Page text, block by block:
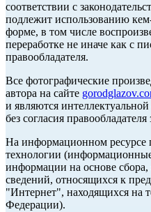
соответствии с
подлежит использованию
форме, в том числе
переработке не иначе как с
правообладателя.
Все фотографические
автора на сайте
и являются
без согласия
На информационном ресурсе
технологии
информации на основе сбора,
сведений, относящихся к
"Интернет", находящихся на
Федерации).